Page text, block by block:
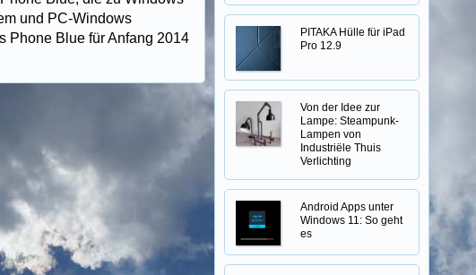
und PC-Windows
Phone Blue für Anfang 2014
PITAKA Hülle für iPad
Pro 12.9
Von der Idee zur
Lampe: Steampunk-
Lampen von
Industriële Thuis
Verlichting
Android Apps unter
Windows 11: So geht
es